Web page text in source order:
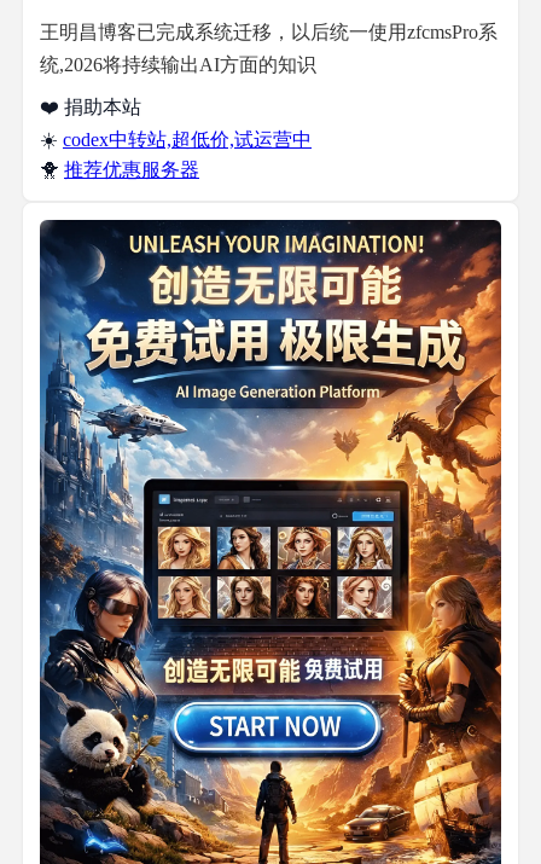
王明昌博客已完成系统迁移，以后统一使用zfcmsPro系
统,2026将持续输出AI方面的知识
❤️ 捐助本站
☀️ codex中转站,超低价,试运营中
🐥 推荐优惠服务器